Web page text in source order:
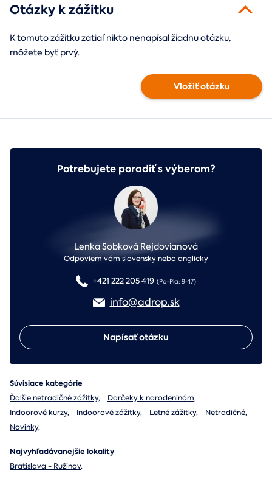
Otázky k zážitku
K tomuto zážitku zatiaľ nikto nenapísal žiadnu otázku,
môžete byť prvý.
Vložiť otázku
Potrebujete poradiť s výberom?
Lenka Sobková Rejdovianová
Odpoviem vám slovensky nebo anglicky
+421 222 205 419 (Po-Pia: 9-17)
info@adrop.sk
Napísať otázku
Súvisiace kategórie
Ďalšie netradičné zážitky, Darčeky k narodeninám,
Indoorové kurzy, Indoorové zážitky, Letné zážitky, Netradičné,
Novinky,
Najvyhľadávanejšie lokality
Bratislava - Ružinov,